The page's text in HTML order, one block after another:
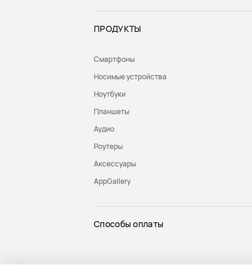
ПРОДУКТЫ
Смартфоны
Носимые устройства
Ноутбуки
Планшеты
Аудио
Роутеры
Аксессуары
AppGallery
Способы оплаты